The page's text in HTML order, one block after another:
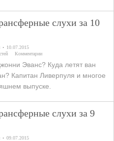
слухи за 10
10.07.2015
Комментарии
Эванс? Куда летят ван
Капитан Ливерпуля и многое
выпуске.
слухи за 9
09.07.2015